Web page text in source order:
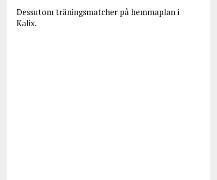
Dessutom träningsmatcher på hemmaplan i
Kalix.